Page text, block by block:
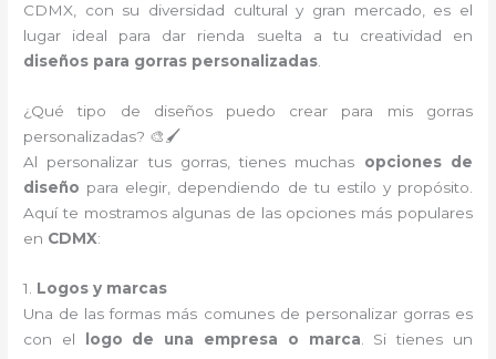
CDMX, con su diversidad cultural y gran mercado, es el
lugar ideal para dar rienda suelta a tu creatividad en
diseños para gorras personalizadas.
¿Qué tipo de diseños puedo crear para mis gorras
personalizadas? 🎨🖌️
Al personalizar tus gorras, tienes muchas opciones de
diseño para elegir, dependiendo de tu estilo y propósito.
Aquí te mostramos algunas de las opciones más populares
en CDMX:
1. Logos y marcas
Una de las formas más comunes de personalizar gorras es
con el
logo de una empresa o marca . Si tienes un